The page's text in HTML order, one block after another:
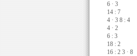
6 · 3
14 : 7
4 · 3 8 : 4
4 · 2
6 : 3
18 : 2
16 : 2 3 · 8